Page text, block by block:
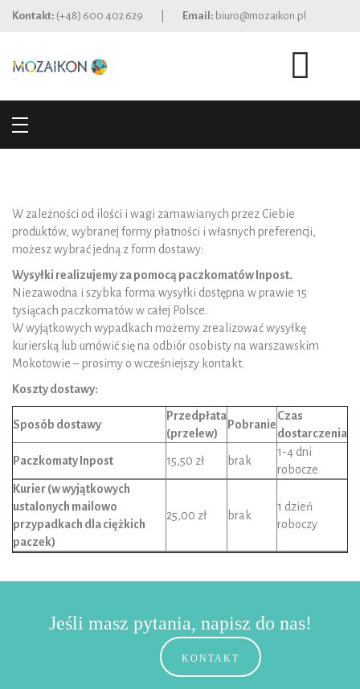
Kontakt: (+48) 600 402 629 Email: biuro@mozaikon.pl
W zależności od ilości i wagi zamawianych przez Ciebie
produktów, wybranej formy płatności i własnych preferencji,
możesz wybrać jedną z form dostawy:
Wysyłki realizujemy za pomocą paczkomatów Inpost.
Niezawodna i szybka forma wysyłki dostępna w prawie 15
tysiącach paczkomatów w całej Polsce.
W wyjątkowych wypadkach możemy zrealizować wysyłkę
kurierską lub umówić się na odbiór osobisty na warszawskim
Mokotowie – prosimy o wcześniejszy kontakt.
Koszty dostawy:
Sposób dostawy
Przedpłata
(przelew)
Pobranie
Czas
dostarczenia
Paczkomaty Inpost 15,50 zł brak
1-4 dni
robocze
Kurier (w wyjątkowych
ustalonych mailowo
przypadkach dla ciężkich
paczek)
25,00 zł brak
1 dzień
roboczy
Jeśli masz pytania, napisz do nas!
KONTAKT